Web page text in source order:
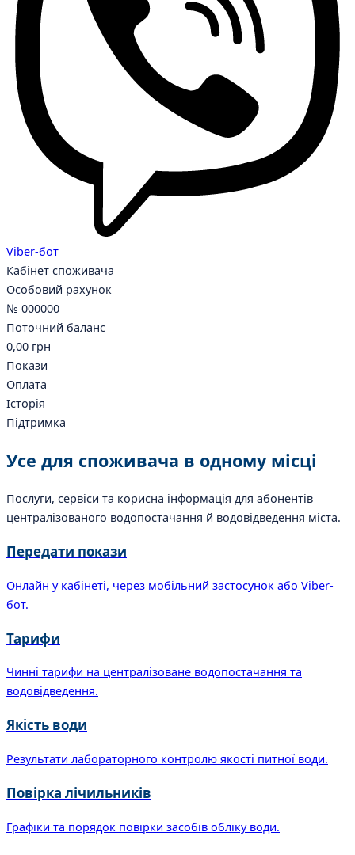
Viber-бот
Кабінет споживача
Особовий рахунок
№ 000000
Поточний баланс
0,00 грн
Покази
Оплата
Історія
Підтримка
Усе для споживача в одному місці
Послуги, сервіси та корисна інформація для абонентів
централізованого водопостачання й водовідведення міста.
Передати покази
Онлайн у кабінеті, через мобільний застосунок або Viber-
бот.
Тарифи
Чинні тарифи на централізоване водопостачання та
водовідведення.
Якість води
Результати лабораторного контролю якості питної води.
Повірка лічильників
Графіки та порядок повірки засобів обліку води.